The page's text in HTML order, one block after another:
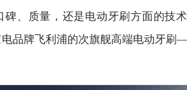
碑、质量，还是电动牙刷方面的技
品牌飞利浦的次旗舰高端电动牙